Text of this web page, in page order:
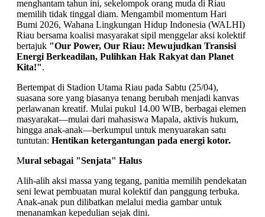
menghantam tahun ini, sekelompok orang muda di Riau
memilih tidak tinggal diam. Mengambil momentum Hari
Bumi 2026, Wahana Lingkungan Hidup Indonesia (WALHI)
Riau bersama koalisi masyarakat sipil menggelar aksi kolektif
bertajuk "Our Power, Our Riau: Mewujudkan Transisi
Energi Berkeadilan, Pulihkan Hak Rakyat dan Planet
Kita!".
Bertempat di Stadion Utama Riau pada Sabtu (25/04),
suasana sore yang biasanya tenang berubah menjadi kanvas
perlawanan kreatif. Mulai pukul 14.00 WIB, berbagai elemen
masyarakat—mulai dari mahasiswa Mapala, aktivis hukum,
hingga anak-anak—berkumpul untuk menyuarakan satu
tuntutan: Hentikan ketergantungan pada energi kotor.
Mural sebagai "Senjata" Halus
Alih-alih aksi massa yang tegang, panitia memilih pendekatan
seni lewat pembuatan mural kolektif dan panggung terbuka.
Anak-anak pun dilibatkan melalui media gambar untuk
menanamkan kepedulian sejak dini.